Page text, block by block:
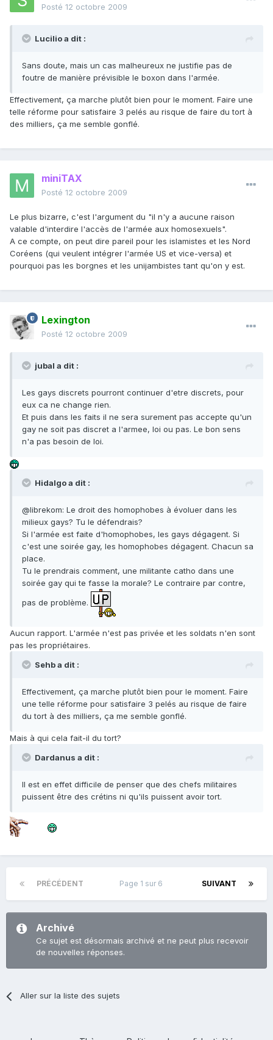
Posté 12 octobre 2009
Lucilio a dit :
Sans doute, mais un cas malheureux ne justifie pas de
foutre de manière prévisible le boxon dans l'armée.
Effectivement, ça marche plutôt bien pour le moment. Faire une
telle réforme pour satisfaire 3 pelés au risque de faire du tort à
des milliers, ça me semble gonflé.
miniTAX
Posté 12 octobre 2009
Le plus bizarre, c'est l'argument du "il n'y a aucune raison
valable d'interdire l'accès de l'armée aux homosexuels".
A ce compte, on peut dire pareil pour les islamistes et les Nord
Coréens (qui veulent intégrer l'armée US et vice-versa) et
pourquoi pas les borgnes et les unijambistes tant qu'on y est.
Lexington
Posté 12 octobre 2009
jubal a dit :
Les gays discrets pourront continuer d'etre discrets, pour
eux ca ne change rien.
Et puis dans les faits il ne sera surement pas accepte qu'un
gay ne soit pas discret a l'armee, loi ou pas. Le bon sens
n'a pas besoin de loi.
Hidalgo a dit :
@librekom: Le droit des homophobes à évoluer dans les
milieux gays? Tu le défendrais?
Si l'armée est faite d'homophobes, les gays dégagent. Si
c'est une soirée gay, les homophobes dégagent. Chacun sa
place.
Tu le prendrais comment, une militante catho dans une
soirée gay qui te fasse la morale? Le contraire par contre,
pas de problème.
Aucun rapport. L'armée n'est pas privée et les soldats n'en sont
pas les propriétaires.
Sehb a dit :
Effectivement, ça marche plutôt bien pour le moment. Faire
une telle réforme pour satisfaire 3 pelés au risque de faire
du tort à des milliers, ça me semble gonflé.
Mais à qui cela fait-il du tort?
Dardanus a dit :
Il est en effet difficile de penser que des chefs militaires
puissent être des crétins ni qu'ils puissent avoir tort.
PRÉCÉDENT SUIVANT
Page 1 sur 6
Archivé
Ce sujet est désormais archivé et ne peut plus recevoir
de nouvelles réponses.
Aller sur la liste des sujets